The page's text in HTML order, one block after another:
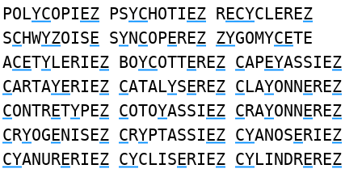
POLYCOPIEZ PSYCHOTIEZ RECYCLEREZ
SCHWYZOISE SYNCOPEREZ ZYGOMYCETE
ACETYLERIEZ BOYCOTTEREZ CAPEYASSIEZ
CARTAYERIEZ CATALYSEREZ CLAYONNEREZ
CONTRETYPEZ COTOYASSIEZ CRAYONNEREZ
CRYOGENISEZ CRYPTASSIEZ CYANOSERIEZ
CYANURERIEZ CYCLISERIEZ CYLINDREREZ